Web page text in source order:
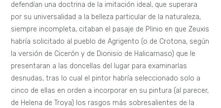
defendían una doctrina de la imitación ideal, que superara
por su universalidad a la belleza particular de la naturaleza,
siempre incompleta, citaban el pasaje de Plinio en que Zeuxis
habría solicitado al pueblo de Agrigento (o de Crotona, según
la versión de Cicerón y de Dionisio de Halicarnaso) que le
presentaran a las doncellas del lugar para examinarlas
desnudas, tras lo cual el pintor habría seleccionado solo a
cinco de ellas en orden a incorporar en su pintura (al parecer,
de Helena de Troya) los rasgos más sobresalientes de la